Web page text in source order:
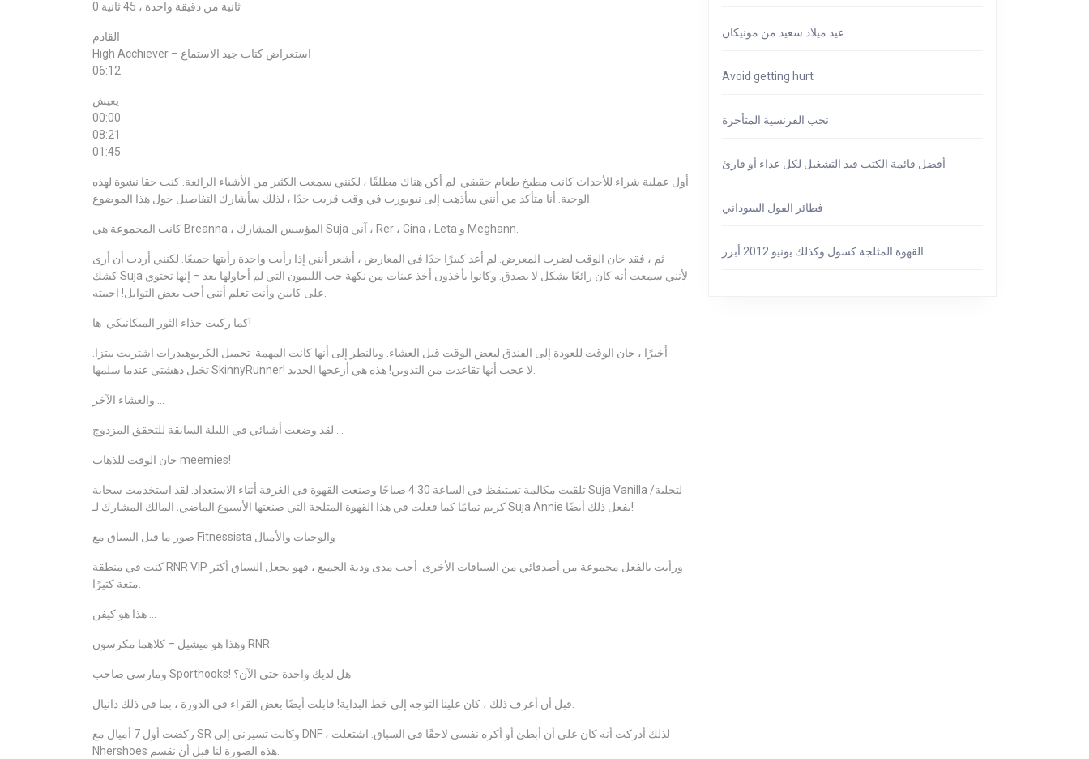
0 ثانية من دقيقة واحدة ، 45 ثانية
القادم
High Acchiever – استعراض كتاب جيد الاستماع
06:12
يعيش
00:00
08:21
01:45
أول عملية شراء للأحداث كانت مطبخ طعام حقيقي. لم أكن هناك مطلقًا ، لكنني سمعت الكثير من الأشياء الرائعة. كنت حقا نشوة لهذه
كانت المجموعة هي Breanna ، المؤسس المشارك Suja آني ، Rer ، Gina ، Leta و Meghann.
ثم ، فقد حان الوقت لضرب المعرض. لم أعد كبيرًا جدًا في المعارض ، أشعر أنني إذا رأيت واحدة رأيتها جميعًا. لكنني أردت أن أرى
كشك Suja لأنني سمعت أنه كان رائعًا بشكل لا يصدق. وكانوا يأخذون أخذ عينات من نكهة حب الليمون التي لم أحاولها بعد – إنها تحتوي
كما ركبت حذاء الثور الميكانيكي. ها!
أخيرًا ، حان الوقت للعودة إلى الفندق لبعض الوقت قبل العشاء. وبالنظر إلى أنها كانت المهمة: تحميل الكربوهيدرات اشتريت بيتزا.
حان الوقت للذهاب meemies!
تلقيت مكالمة تستيقظ في الساعة 4:30 صباحًا وصنعت القهوة في الغرفة أثناء الاستعداد. لقد استخدمت سحابة Suja Vanilla لتحلية/
كريم تمامًا كما فعلت في هذا القهوة المثلجة التي صنعتها الأسبوع الماضي. المالك المشارك لـ Suja Annie يفعل ذلك أيضًا!
صور ما قبل السباق مع Fitnessista والوجبات والأميال
كنت في منطقة RNR VIP ورأيت بالفعل مجموعة من أصدقائي من السباقات الأخرى. أحب مدى ودية الجميع ، فهو يجعل السباق أكثر
وهذا هو ميشيل – كلاهما مكرسون RNR.
ومارسي صاحب Sporthooks! هل لديك واحدة حتى الآن؟
ركضت أول 7 أميال مع SR وكانت تسيرني إلى DNF ، لذلك أدركت أنه كان علي أن أبطئ أو أكره نفسي لاحقًا في السباق. اشتعلت
عيد ميلاد سعيد من مونيكان
Avoid getting hurt
نخب الفرنسية المتأخرة
أفضل قائمة الكتب قيد التشغيل لكل عداء أو قارئ
فطائر الفول السوداني
القهوة المثلجة كسول وكذلك يونيو 2012 أبرز